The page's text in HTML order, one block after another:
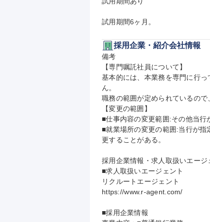
試用期間6ヶ月。
採用企業・紹介会社情報
備考
【専門嘱託社員について】
基本的には、本業務を専門に行
ん。
職務の範囲が定められているので
【変更の範囲】
■仕事内容の変更範囲:その他当行
■就業場所の変更の範囲:当行が
更することがある。
採用企業情報・求人取扱いエージ
■求人取扱いエージェント
リクルートエージェント
https://www.r-agent.com/
■採用企業情報